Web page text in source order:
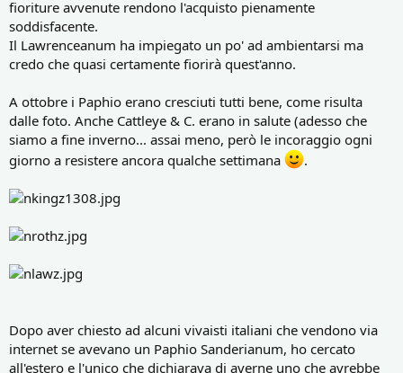
fioriture avvenute rendono l'acquisto pienamente
soddisfacente.
Il Lawrenceanum ha impiegato un po' ad ambientarsi ma
credo che quasi certamente fiorirà quest'anno.
A ottobre i Paphio erano cresciuti tutti bene, come risulta
dalle foto. Anche Cattleye & C. erano in salute (adesso che
siamo a fine inverno... assai meno, però le incoraggio ogni
giorno a resistere ancora qualche settimana
.
Dopo aver chiesto ad alcuni vivaisti italiani che vendono via
internet se avevano un Paphio Sanderianum, ho cercato
all'estero e l'unico che dichiarava di averne uno che avrebbe